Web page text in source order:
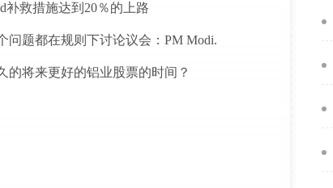
补救措施达到20％的上路
问题都在规则下讨论议会：PM Modi.
的将来更好的铝业股票的时间？